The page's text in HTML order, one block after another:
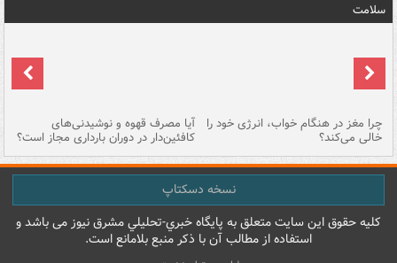
سلامت
چرا مغز در هنگام خواب، انرژی خود را
خالی می‌کند؟
آیا مصرف قهوه و نوشیدنی‌های
کافئین‌دار در دوران بارداری مجاز است؟
نسخه دسکتاپ
کليه حقوق اين سايت متعلق به پایگاه خبري-تحليلي مشرق نيوز می باشد و
استفاده از مطالب آن با ذکر منبع بلامانع است.